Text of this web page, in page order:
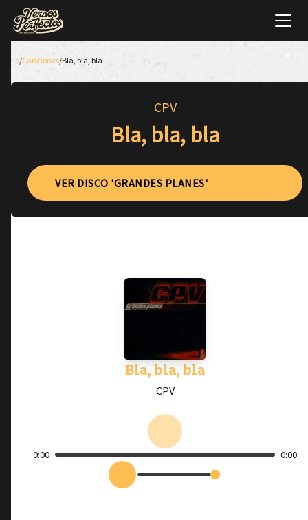
Inicio/Canciones/Bla, bla, bla
CPV
Bla, bla, bla
VER DISCO 'GRANDES PLANES'
Bla, bla, bla
CPV
0:00 0:00